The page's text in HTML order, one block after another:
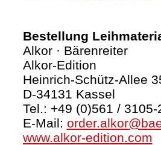
Bestellung
Alkor · Bärenreiter
Alkor-Edition
Heinrich-Schütz-Allee
D-34131 Kassel
Tel.: +49 (0)561 /
E-Mail:
www.alkor-edition.com